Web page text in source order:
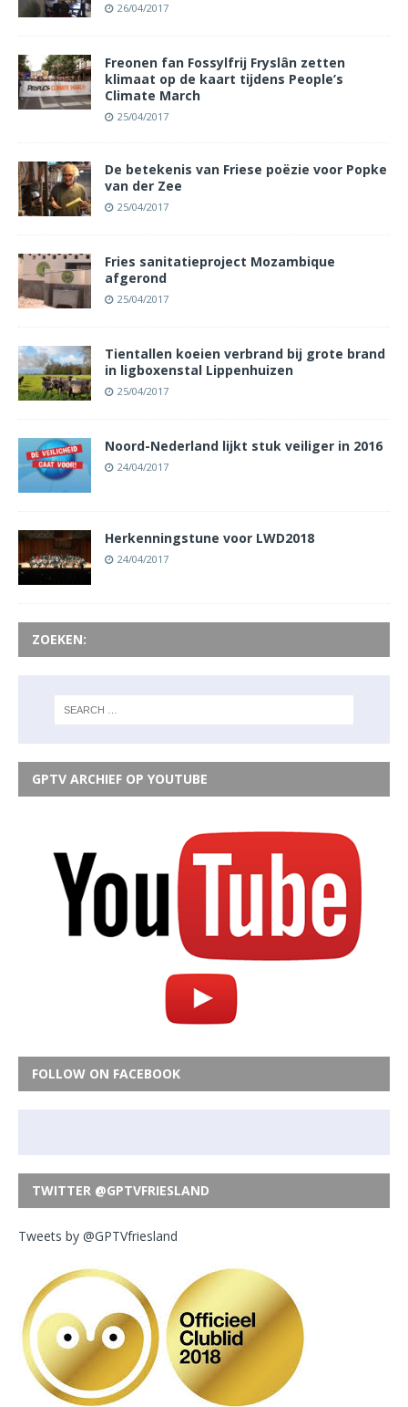
26/04/2017
Freonen fan Fossylfrij Fryslân zetten
klimaat op de kaart tijdens People’s
Climate March
25/04/2017
De betekenis van Friese poëzie voor Popke
van der Zee
25/04/2017
Fries sanitatieproject Mozambique
afgerond
25/04/2017
Tientallen koeien verbrand bij grote brand
in ligboxenstal Lippenhuizen
25/04/2017
Noord-Nederland lijkt stuk veiliger in 2016
24/04/2017
Herkenningstune voor LWD2018
24/04/2017
ZOEKEN:
GPTV ARCHIEF OP YOUTUBE
FOLLOW ON FACEBOOK
TWITTER @GPTVFRIESLAND
Tweets by @GPTVfriesland